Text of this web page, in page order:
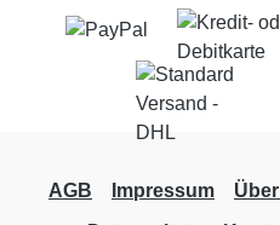
AGB Impressum